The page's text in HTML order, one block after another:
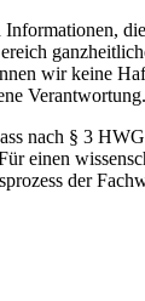
wir keine
Verantwortung.
nach § 3
einen
der